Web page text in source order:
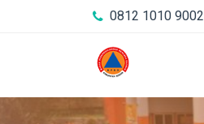
0812 1010 9002